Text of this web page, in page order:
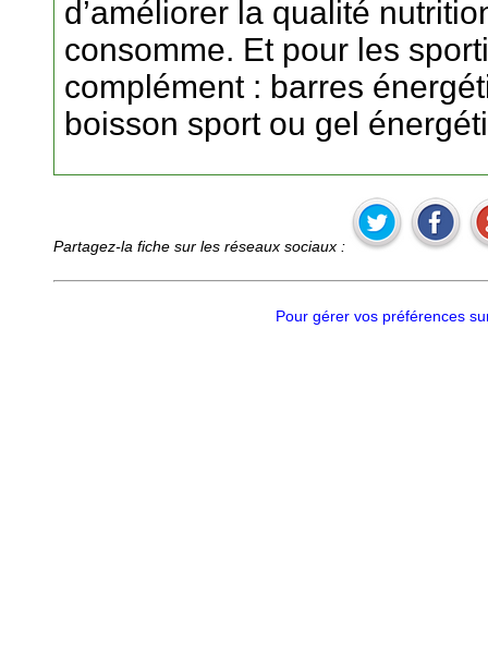
d’améliorer la qualité
consomme. Et pour les
complément : barres
boisson sport ou gel
Partagez-la fiche sur les réseaux sociaux :
Pour gérer vos préférences